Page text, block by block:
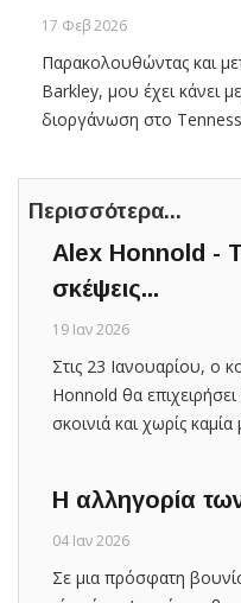
17 Φεβ 2026
Παρακολουθώντας και
Barkley, μου έχει κάνει
διοργάνωση στο
Περισσότερα...
Alex Honnold -
σκέψεις...
19 Ιαν 2026
Στις 23 Ιανουαρίου, ο
Honnold θα
σκοινιά και χωρίς
Η αλληγορία
04 Ιαν 2026
Σε μια πρόσφατη